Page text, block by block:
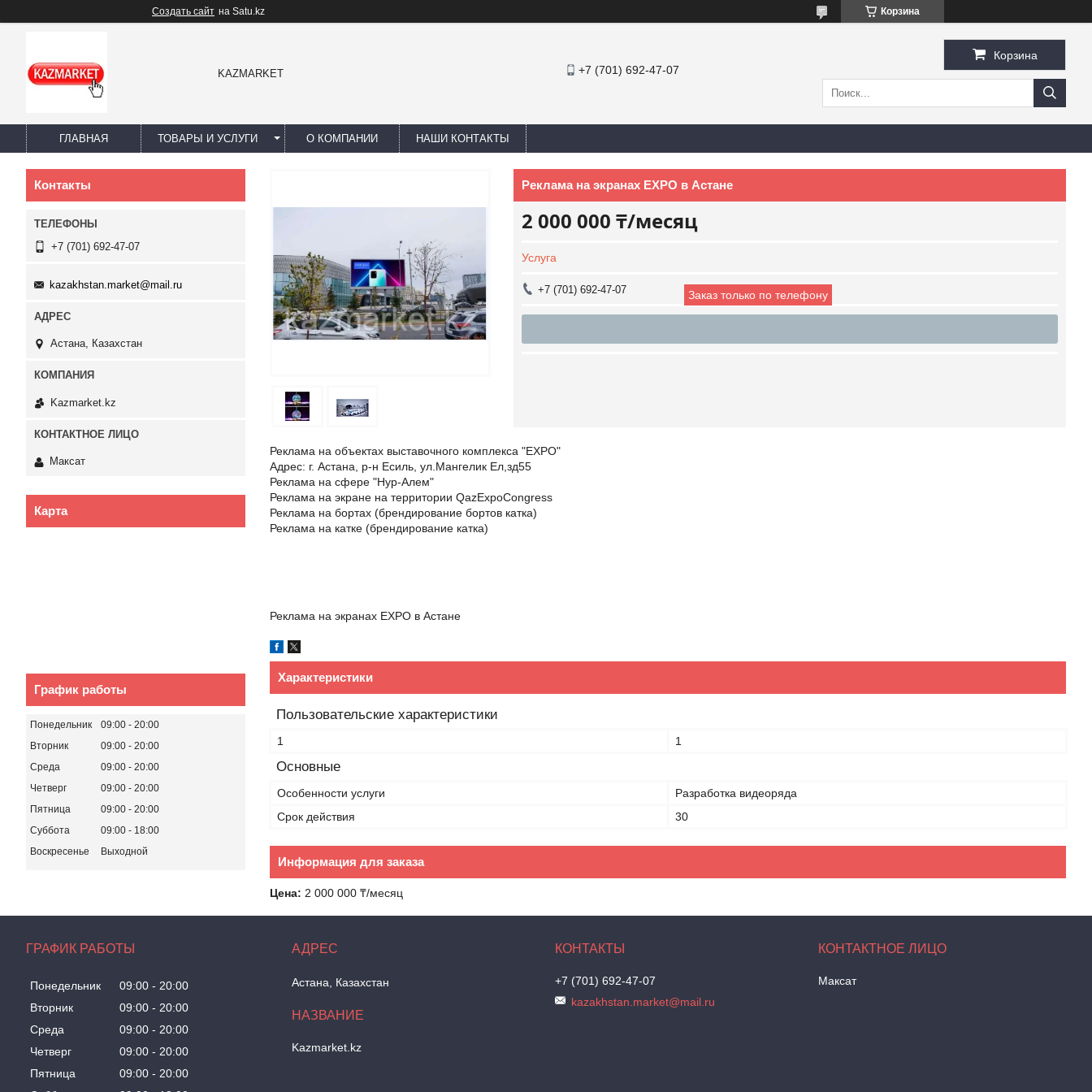
Создать сайт на Satu.kz Корзина
KAZMARKET +7 (701) 692-47-07
Корзина
ГЛАВНАЯ ТОВАРЫ И УСЛУГИ О КОМПАНИИ НАШИ КОНТАКТЫ
Реклама на экранах EXPO в Астане
2 000 000 ₸/месяц
Услуга
+7 (701) 692-47-07 Заказ только по телефону
Реклама на объектах выставочного комплекса "EXPO"
Адрес: г. Астана, р-н Есиль, ул.Мангелик Ел,зд55
Реклама на сфере "Нур-Алем"
Реклама на экране на территории QazExpoCongress
Реклама на бортах (брендирование бортов катка)
Реклама на катке (брендирование катка)
Реклама на экранах EXPO в Астане
Характеристики
Пользовательские характеристики
1 1
Основные
Особенности услуги
Разработка видеоряда
Срок действия
30
Информация для заказа
Цена: 2 000 000 ₸/месяц
Контакты
+7 (701) 692-47-07
kazakhstan.market@mail.ru
Астана, Казахстан
Kazmarket.kz
Максат
Карта
График работы
Понедельник 09:00
20:00
Вторник
09:00
20:00
Среда
09:00
20:00
Четверг
09:00
20:00
Пятница
09:00
20:00
Суббота
09:00
18:00
Воскресенье
Выходной
ГРАФИК РАБОТЫ
Понедельник 09:00
20:00
Вторник
09:00
20:00
Среда
09:00
20:00
Четверг
09:00
20:00
Пятница
09:00
20:00
Астана, Казахстан
Kazmarket.kz
+7 (701) 692-47-07
kazakhstan.market@mail.ru
Максат